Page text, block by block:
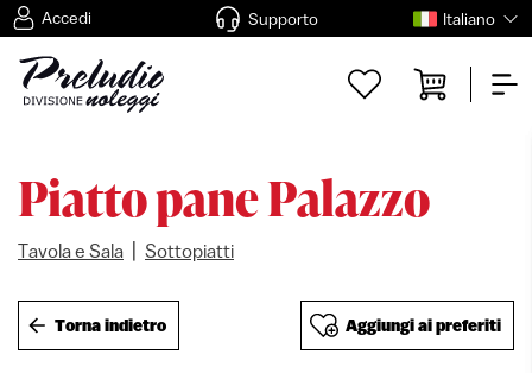
Accedi Supporto Italiano
Piatto pane Palazzo
Tavola e Sala Sottopiatti
Torna indietro Aggiungi ai preferiti